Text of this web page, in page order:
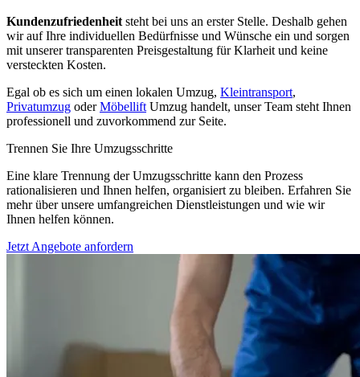
Kundenzufriedenheit steht bei uns an erster Stelle. Deshalb gehen
wir auf Ihre individuellen Bedürfnisse und Wünsche ein und sorgen
mit unserer transparenten Preisgestaltung für Klarheit und keine
versteckten Kosten.
Egal ob es sich um einen lokalen Umzug, Kleintransport,
Privatumzug oderMöbellift Umzug handelt, unser Team steht Ihnen
professionell und zuvorkommend zur Seite.
Trennen Sie Ihre Umzugsschritte
Eine klare Trennung der Umzugsschritte kann den Prozess
rationalisieren und Ihnen helfen, organisiert zu bleiben. Erfahren Sie
mehr über unsere umfangreichen Dienstleistungen und wie wir
Ihnen helfen können.
Jetzt Angebote anfordern